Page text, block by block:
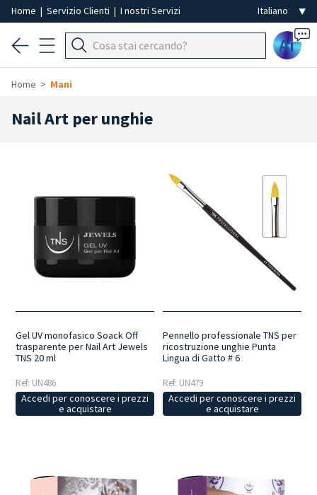
Home | Servizio Clienti | I nostri Servizi
Ai
Home Mani
Nail Art per unghie
Gel UV monofasico Soack Off
trasparente per Nail Art Jewels
TNS 20 ml
Ref: UN486
Accedi per conoscere i prezzi
e acquistare
Pennello professionale TNS per
ricostruzione unghie Punta
Lingua di Gatto # 6
Ref: UN479
Accedi per conoscere i prezzi
e acquistare